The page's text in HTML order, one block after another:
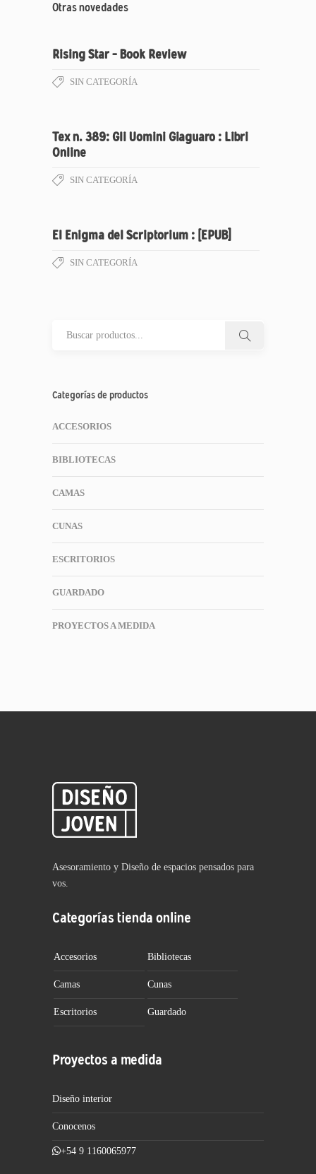
Otras novedades
Rising Star – Book Review
SIN CATEGORÍA
Tex n. 389: Gli Uomini Giaguaro : Libri
Online
SIN CATEGORÍA
El Enigma del Scriptorium : [EPUB]
SIN CATEGORÍA
Categorías de productos
ACCESORIOS
BIBLIOTECAS
CAMAS
CUNAS
ESCRITORIOS
GUARDADO
PROYECTOS A MEDIDA
Asesoramiento y Diseño de espacios pensados para
vos.
Categorías tienda online
Accesorios Bibliotecas
Camas Cunas
Escritorios Guardado
Proyectos a medida
Diseño interior
Conocenos
+54 9 1160065977